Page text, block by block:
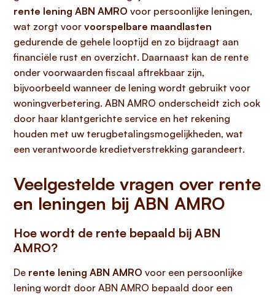
rente lening ABN AMRO voor persoonlijke leningen,
wat zorgt voor voorspelbare maandlasten
gedurende de gehele looptijd en zo bijdraagt aan
financiële rust en overzicht. Daarnaast kan de rente
onder voorwaarden fiscaal aftrekbaar zijn,
bijvoorbeeld wanneer de lening wordt gebruikt voor
woningverbetering. ABN AMRO onderscheidt zich ook
door haar klantgerichte service en het rekening
houden met uw terugbetalingsmogelijkheden, wat
een verantwoorde kredietverstrekking garandeert.
Veelgestelde vragen over rente
en leningen bij ABN AMRO
Hoe wordt de rente bepaald bij ABN
AMRO?
De rente lening ABN AMRO voor een persoonlijke
lening wordt door ABN AMRO bepaald door een